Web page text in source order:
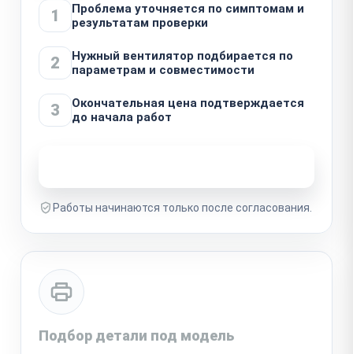
1
Проблема уточняется по симптомам и
результатам проверки
2
Нужный вентилятор подбирается по
параметрам и совместимости
3
Окончательная цена подтверждается
до начала работ
Работы начинаются только после согласования.
Подбор детали под модель